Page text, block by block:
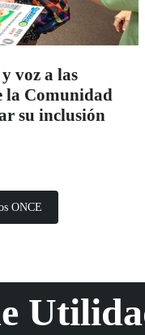
voz a las
la Comunidad
su inclusión
ONCE